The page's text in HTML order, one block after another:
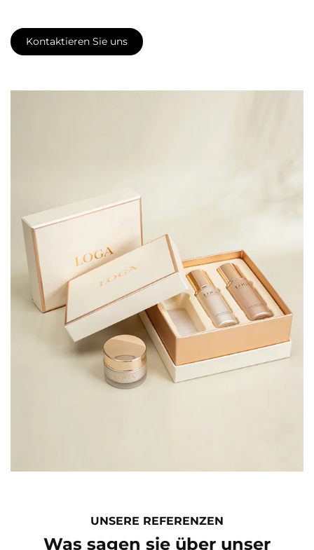
Kontaktieren Sie uns
UNSERE REFERENZEN
Was sagen sie über unser